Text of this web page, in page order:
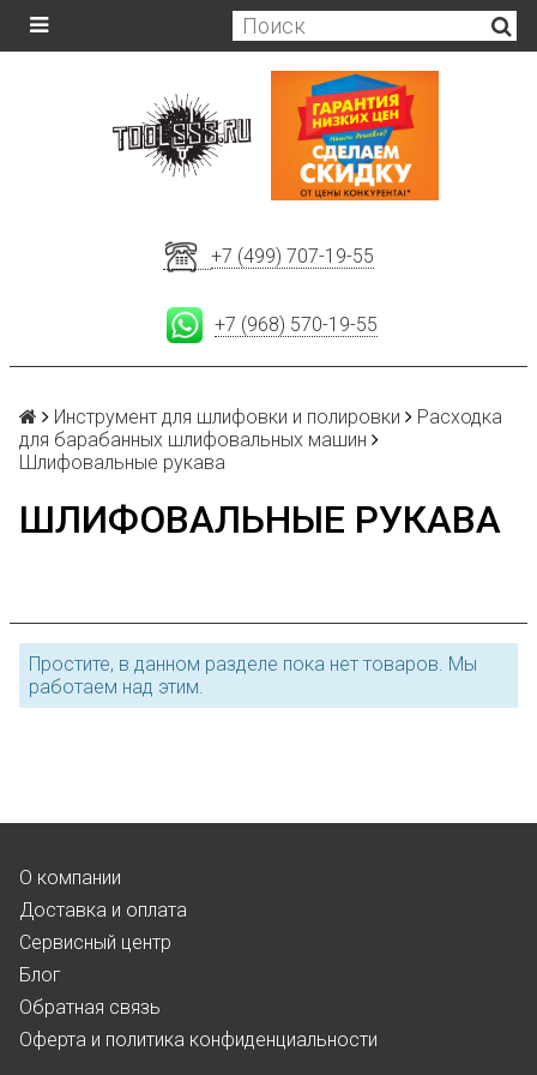
+7 (499) 707-19-55
+7 (968) 570-19-55
Инструмент для шлифовки и полировки
Расходка
для барабанных шлифовальных машин
Шлифовальные рукава
ШЛИФОВАЛЬНЫЕ РУКАВА
Простите, в данном разделе пока нет товаров. Мы
работаем над этим.
О компании
Доставка и оплата
Сервисный центр
Блог
Обратная связь
Оферта и политика конфиденциальности